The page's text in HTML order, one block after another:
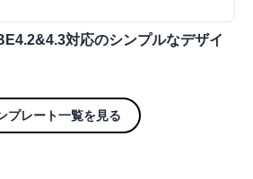
対応のシンプルなデザイ
プレート一覧を見る